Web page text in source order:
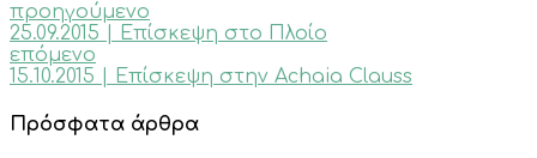
προηγούμενο
25.09.2015 | Επίσκεψη στο Πλοίο
επόμενο
15.10.2015 | Επίσκεψη στην Achaia Clauss
Πρόσφατα άρθρα